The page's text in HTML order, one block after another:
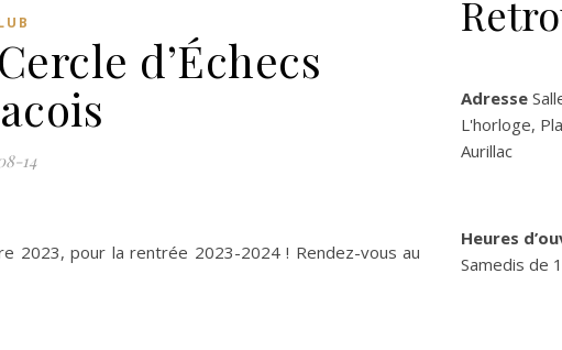
d’Échecs
14
2023, pour la rentrée 2023-2024 ! Rendez-vous au
Adresse
L'horloge,
Aurillac
Heures
Samedis de